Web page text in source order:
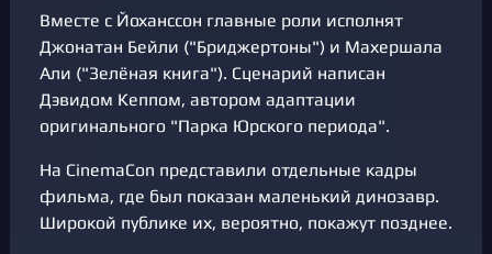
Вместе с Йоханссон главные роли исполнят
Джонатан Бейли ("Бриджертоны") и Махершала
Али ("Зелёная книга"). Сценарий написан
Дэвидом Кеппом, автором адаптации
оригинального "Парка Юрского периода".
На CinemaCon представили отдельные кадры
фильма, где был показан маленький динозавр.
Широкой публике их, вероятно, покажут позднее.